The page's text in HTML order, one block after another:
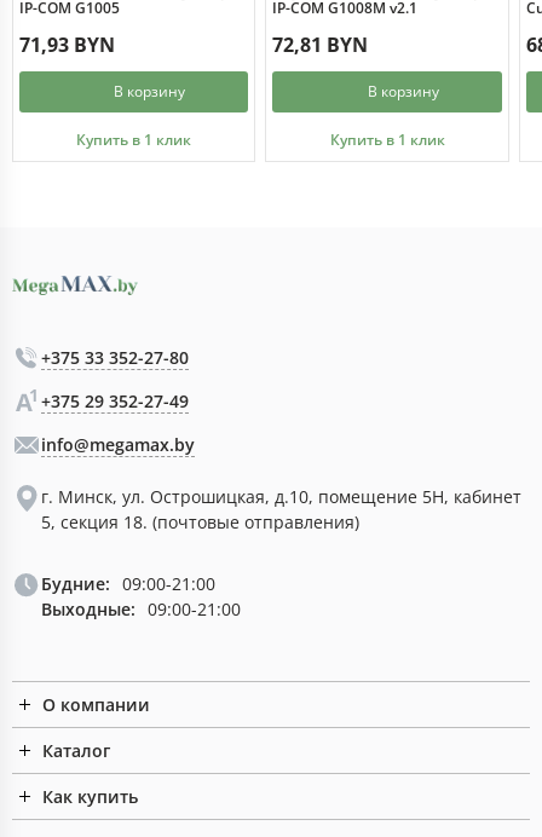
IP-COM G1005
71,93 BYN
В корзину
Купить в 1 клик
IP-COM G1008M v2.1
72,81 BYN
В корзину
Купить в 1 клик
+375 33 352-27-80
+375 29 352-27-49
info@megamax.by
г. Минск, ул. Острошицкая, д.10, помещение 5Н, кабинет
5, секция 18. (почтовые отправления)
Будние: 09:00-21:00
Выходные: 09:00-21:00
О компании
Каталог
Как купить